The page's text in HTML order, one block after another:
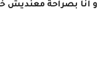
و انا بصراحة معنديش